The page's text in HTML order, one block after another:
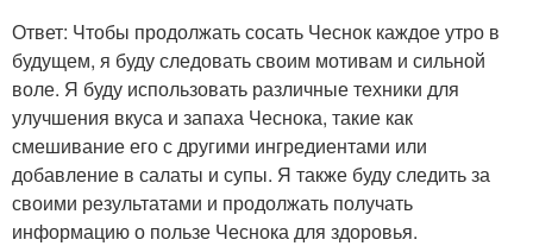
Ответ: Чтобы продолжать сосать Чеснок каждое утро в
будущем, я буду следовать своим мотивам и сильной
воле. Я буду использовать различные техники для
улучшения вкуса и запаха Чеснока, такие как
смешивание его с другими ингредиентами или
добавление в салаты и супы. Я также буду следить за
своими результатами и продолжать получать
информацию о пользе Чеснока для здоровья.